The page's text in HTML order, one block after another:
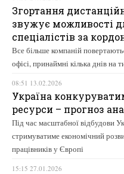
Згортання
звужує можливості
спеціалістів за
Все більше компаній
офісі, принаймні кілька днів на
08:51 13.02.2026
Україна
ресурси – прогноз
Під час масштабної відбудови
стримуватиме економічний
працівників у Європі
15:15 27.01.2026